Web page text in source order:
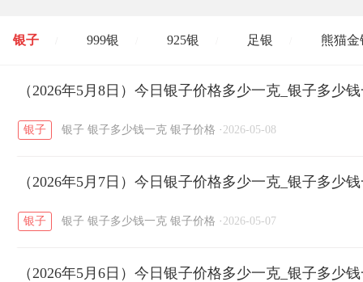
银子 999银 925银 足银 熊猫金
开国纪念币 大清银币 / 长城币 / 老
菜百 周生生 周大生
六福 / 金至尊 / 潮宏基 / 亚一金店
（2026年5月8日）今日银子价格多少一克_银子多少
银子 银子 银子多少钱一克 银子价格 · 2026-05-08
（2026年5月7日）今日银子价格多少一克_银子多少
银子 银子 银子多少钱一克 银子价格 · 2026-05-07
（2026年5月6日）今日银子价格多少一克_银子多少